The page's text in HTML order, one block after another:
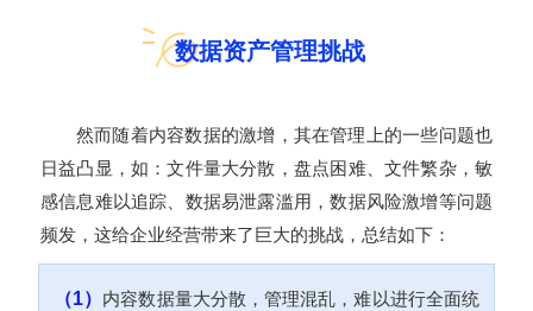
数据资产管理挑战
然而随着内容数据的激增，其在管理上的一些问题也
日益凸显，如：文件量大分散，盘点困难、文件繁杂，敏
感信息难以追踪、数据易泄露滥用，数据风险激增等问题
频发，这给企业经营带来了巨大的挑战，总结如下：
（1） 内容数据量大分散，管理混乱，难以进行全面统